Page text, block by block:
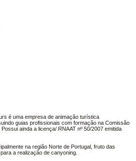
é uma empresa de animação turística
guias profissionais com formação na Comissão
ainda a licença/ RNAAT nº 50/2007 emitida
na região Norte de Portugal, fruto das
a realização de canyoning.